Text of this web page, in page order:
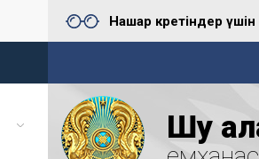
Нашар көретіндер үшін
Шу